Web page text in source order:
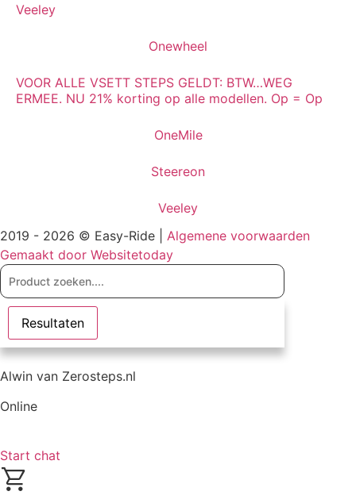
Veeley
Onewheel
VOOR ALLE VSETT STEPS GELDT: BTW…WEG
ERMEE. NU 21% korting op alle modellen. Op = Op
OneMile
Steereon
Veeley
2019 - 2026 © Easy-Ride | Algemene voorwaarden
Gemaakt door Websitetoday
Search
Resultaten
Alwin van Zerosteps.nl
Online
Start chat